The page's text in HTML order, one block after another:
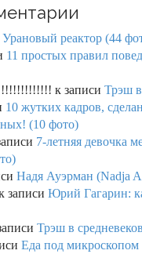
Урановый реактор (44
11 простых правил
к записи Трэш в
10 жутких кадров,
(10 фото)
7-летняя девочка
Надя Ауэрман (Nadja
записи Юрий Гагарин:
Трэш в
Еда под микроскопом